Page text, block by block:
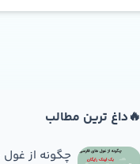
🔥داغ ترین مطالب
چگونه از